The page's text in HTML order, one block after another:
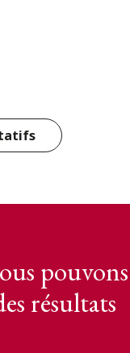
pouvons
résultats